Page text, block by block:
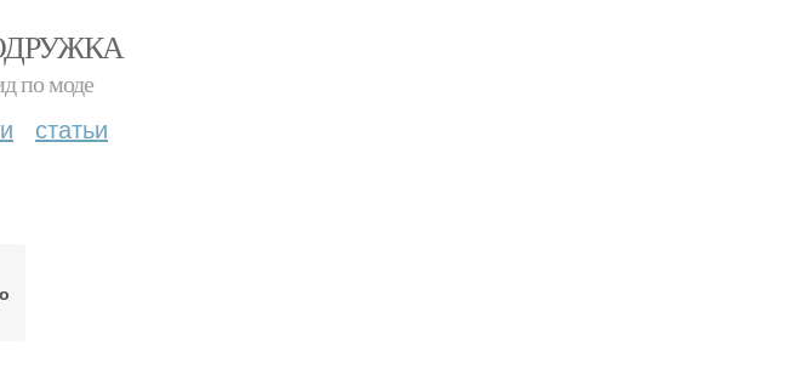
по моде
статьи